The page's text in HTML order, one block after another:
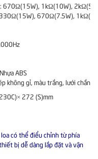
670Ω(15W), 1kΩ(10W),
670Ω(7.5W),
ABS
không gỉ, màu trắng, lưới chắn
272 (S)mm
có thể điểu chỉnh từ phía
bị dễ dàng lắp đặt và vận